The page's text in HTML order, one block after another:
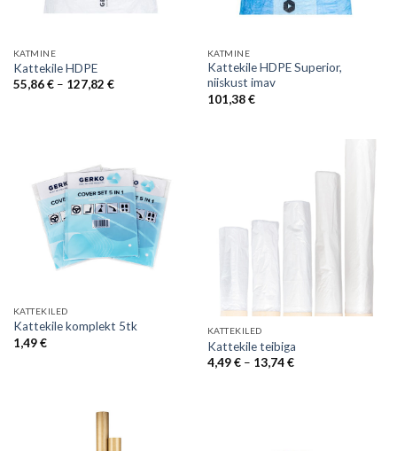
KATMINE
Kattekile HDPE
55,86€ – 127,82 €Price
KATMINE
Kattekile HDPE Superior,
niiskust imav
101,38€
KATTEKILED
Kattekile komplekt 5tk
1,49€
KATTEKILED
Kattekile teibiga
4,49€ – 13,74€Price